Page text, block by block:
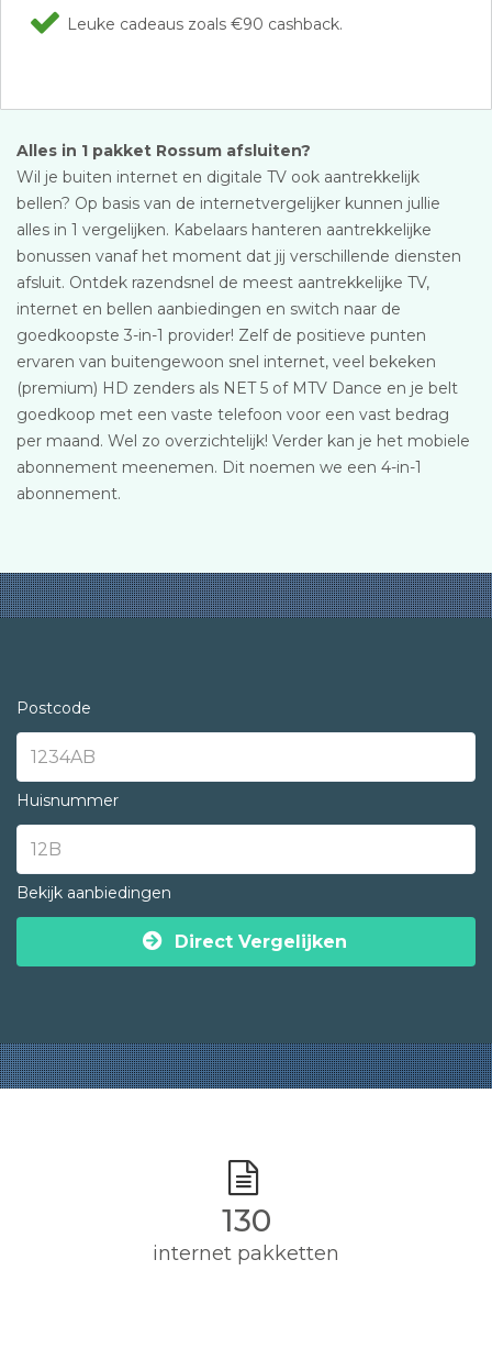
Leuke cadeaus zoals €90 cashback.
Alles in 1 pakket Rossum afsluiten?
Wil je buiten internet en digitale TV ook aantrekkelijk
bellen? Op basis van de internetvergelijker kunnen jullie
alles in 1 vergelijken. Kabelaars hanteren aantrekkelijke
bonussen vanaf het moment dat jij verschillende diensten
afsluit. Ontdek razendsnel de meest aantrekkelijke TV,
internet en bellen aanbiedingen en switch naar de
goedkoopste 3-in-1 provider! Zelf de positieve punten
ervaren van buitengewoon snel internet, veel bekeken
(premium) HD zenders als NET 5 of MTV Dance en je belt
goedkoop met een vaste telefoon voor een vast bedrag
per maand. Wel zo overzichtelijk! Verder kan je het mobiele
abonnement meenemen. Dit noemen we een 4-in-1
abonnement.
Postcode
Huisnummer
Bekijk aanbiedingen
Direct Vergelijken
130
internet pakketten